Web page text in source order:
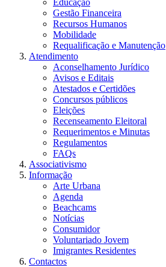
Educação
Gestão Financeira
Recursos Humanos
Mobilidade
Requalificação e Manutenção
Atendimento
Aconselhamento Jurídico
Avisos e Editais
Atestados e Certidões
Concursos públicos
Eleições
Recenseamento Eleitoral
Requerimentos e Minutas
Regulamentos
FAQs
Associativismo
Informação
Arte Urbana
Agenda
Beachcams
Notícias
Consumidor
Voluntariado Jovem
Imigrantes Residentes
Contactos